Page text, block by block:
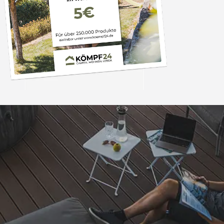
Trusted Shops
4,81/ 5
25.963 Bewertungen
„Schnellere
angekündigt.